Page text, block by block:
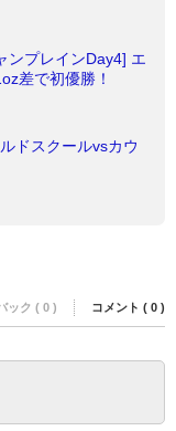
ンプレインDay4] エ
差で初優勝！
ドスクールvsカウ
ック ( 0 ) コメント ( 0 )